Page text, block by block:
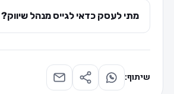
מתי לעסק כדאי לגייס מנהל שיווק?
שיתוף: